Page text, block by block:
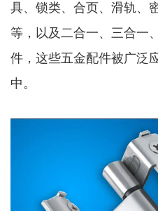
具、锁类、合页、滑轨、
等，以及二合一、三合一
件，这些五金配件被广泛
中。